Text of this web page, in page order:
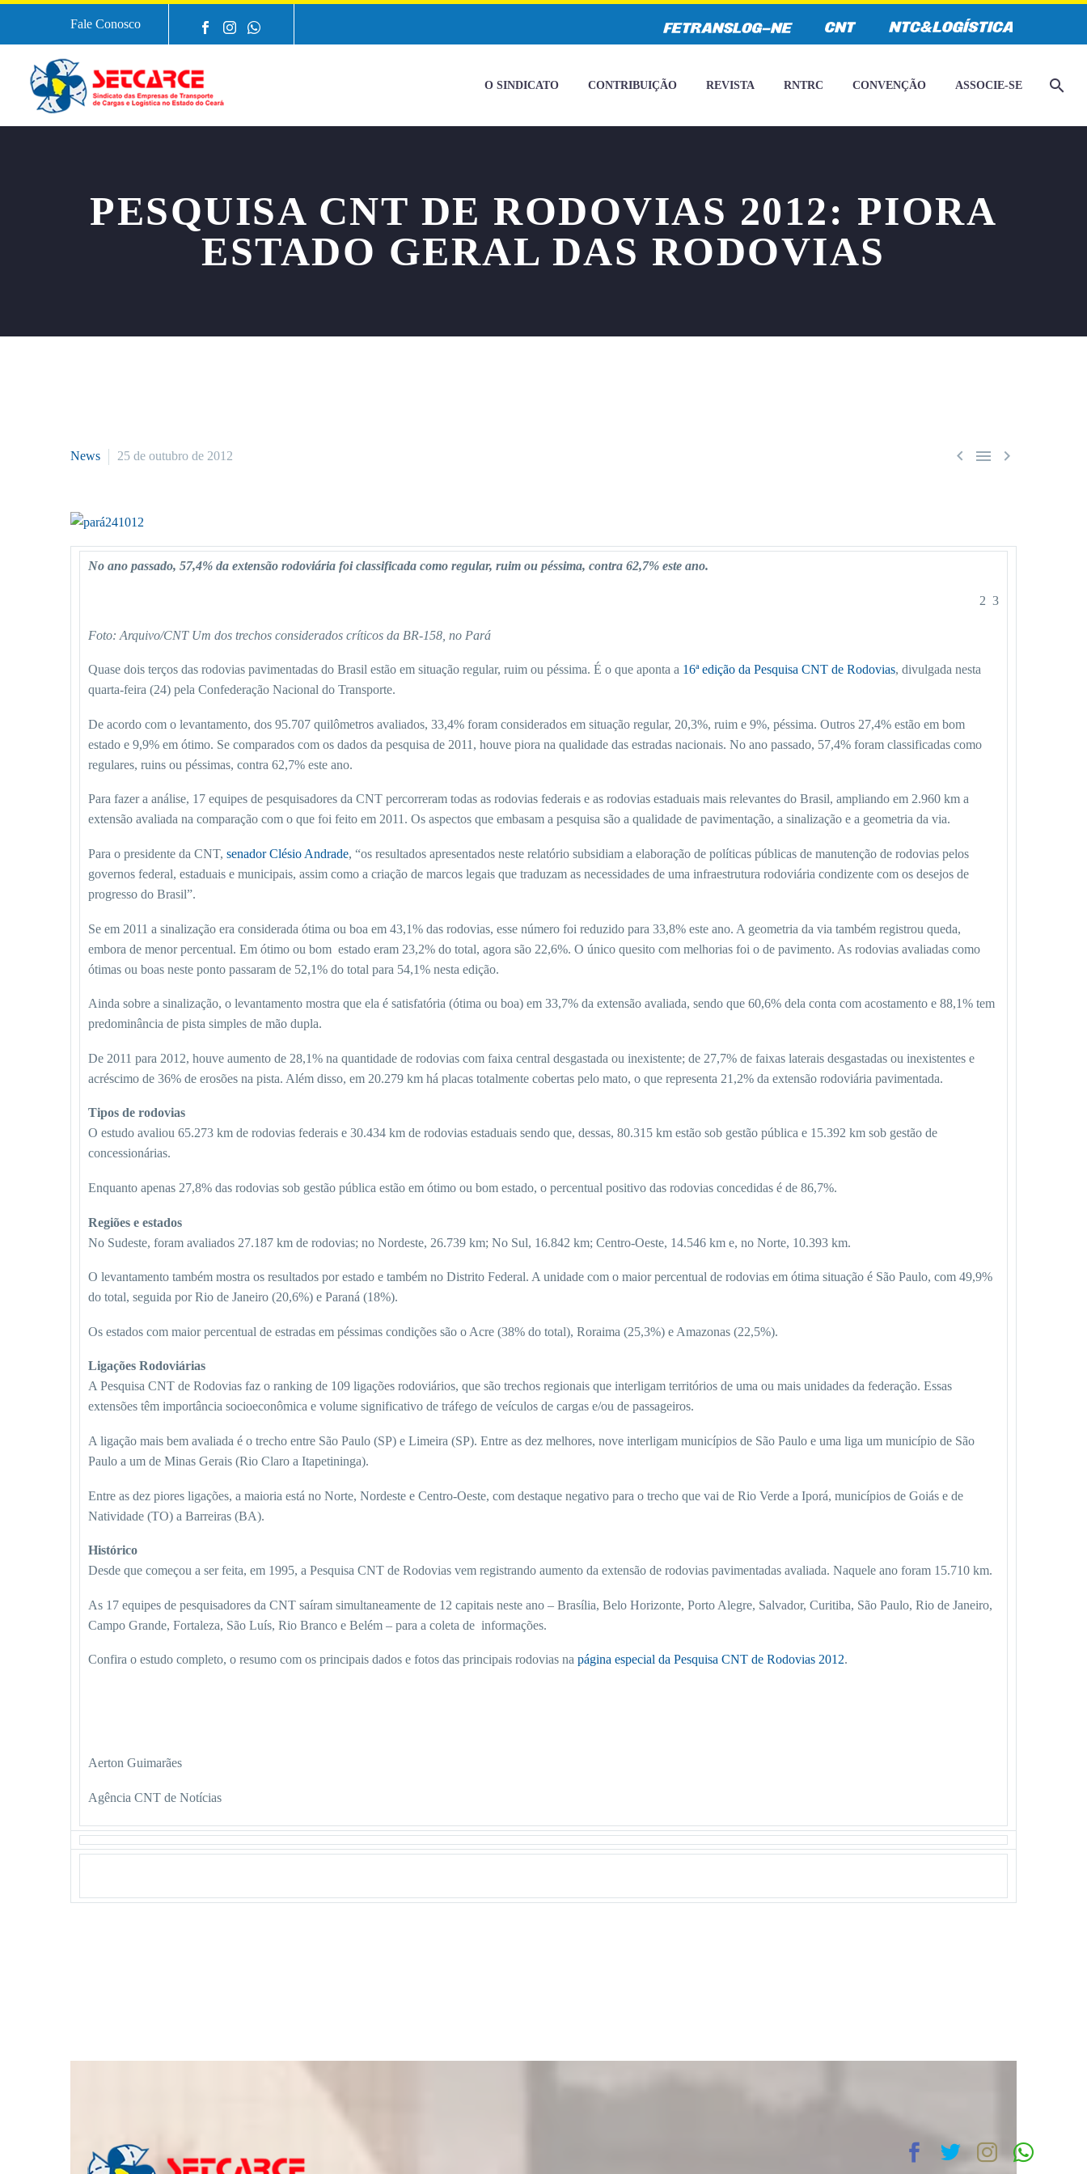
Fale Conosco
O SINDICATO CONTRIBUIÇÃO REVISTA RNTRC CONVENÇÃO ASSOCIE-SE
PESQUISA CNT DE RODOVIAS 2012: PIORA
ESTADO GERAL DAS RODOVIAS
  
News 25 de outubro de 2012
No ano passado, 57,4% da extensão rodoviária foi classificada como regular, ruim ou péssima, contra 62,7% este ano.
2 3
Foto: Arquivo/CNT Um dos trechos considerados críticos da BR-158, no Pará
Quase dois terços das rodovias pavimentadas do Brasil estão em situação regular, ruim ou péssima. É o que aponta a 16ª edição da Pesquisa CNT de Rodovias, divulgada nesta
quarta-feira (24) pela Confederação Nacional do Transporte.
De acordo com o levantamento, dos 95.707 quilômetros avaliados, 33,4% foram considerados em situação regular, 20,3%, ruim e 9%, péssima. Outros 27,4% estão em bom
estado e 9,9% em ótimo. Se comparados com os dados da pesquisa de 2011, houve piora na qualidade das estradas nacionais. No ano passado, 57,4% foram classificadas como
regulares, ruins ou péssimas, contra 62,7% este ano.
Para fazer a análise, 17 equipes de pesquisadores da CNT percorreram todas as rodovias federais e as rodovias estaduais mais relevantes do Brasil, ampliando em 2.960 km a
extensão avaliada na comparação com o que foi feito em 2011. Os aspectos que embasam a pesquisa são a qualidade de pavimentação, a sinalização e a geometria da via.
Para o presidente da CNT, senador Clésio Andrade, “os resultados apresentados neste relatório subsidiam a elaboração de políticas públicas de manutenção de rodovias pelos
governos federal, estaduais e municipais, assim como a criação de marcos legais que traduzam as necessidades de uma infraestrutura rodoviária condizente com os desejos de
progresso do Brasil”.
Se em 2011 a sinalização era considerada ótima ou boa em 43,1% das rodovias, esse número foi reduzido para 33,8% este ano. A geometria da via também registrou queda,
embora de menor percentual. Em ótimo ou bom estado eram 23,2% do total, agora são 22,6%. O único quesito com melhorias foi o de pavimento. As rodovias avaliadas como
ótimas ou boas neste ponto passaram de 52,1% do total para 54,1% nesta edição.
Ainda sobre a sinalização, o levantamento mostra que ela é satisfatória (ótima ou boa) em 33,7% da extensão avaliada, sendo que 60,6% dela conta com acostamento e 88,1% tem
predominância de pista simples de mão dupla.
De 2011 para 2012, houve aumento de 28,1% na quantidade de rodovias com faixa central desgastada ou inexistente; de 27,7% de faixas laterais desgastadas ou inexistentes e
acréscimo de 36% de erosões na pista. Além disso, em 20.279 km há placas totalmente cobertas pelo mato, o que representa 21,2% da extensão rodoviária pavimentada.
Tipos de rodovias
O estudo avaliou 65.273 km de rodovias federais e 30.434 km de rodovias estaduais sendo que, dessas, 80.315 km estão sob gestão pública e 15.392 km sob gestão de
concessionárias.
Enquanto apenas 27,8% das rodovias sob gestão pública estão em ótimo ou bom estado, o percentual positivo das rodovias concedidas é de 86,7%.
Regiões e estados
No Sudeste, foram avaliados 27.187 km de rodovias; no Nordeste, 26.739 km; No Sul, 16.842 km; Centro-Oeste, 14.546 km e, no Norte, 10.393 km.
O levantamento também mostra os resultados por estado e também no Distrito Federal. A unidade com o maior percentual de rodovias em ótima situação é São Paulo, com 49,9%
do total, seguida por Rio de Janeiro (20,6%) e Paraná (18%).
Os estados com maior percentual de estradas em péssimas condições são o Acre (38% do total), Roraima (25,3%) e Amazonas (22,5%).
Ligações Rodoviárias
A Pesquisa CNT de Rodovias faz o ranking de 109 ligações rodoviários, que são trechos regionais que interligam territórios de uma ou mais unidades da federação. Essas
extensões têm importância socioeconômica e volume significativo de tráfego de veículos de cargas e/ou de passageiros.
A ligação mais bem avaliada é o trecho entre São Paulo (SP) e Limeira (SP). Entre as dez melhores, nove interligam municípios de São Paulo e uma liga um município de São
Paulo a um de Minas Gerais (Rio Claro a Itapetininga).
Entre as dez piores ligações, a maioria está no Norte, Nordeste e Centro-Oeste, com destaque negativo para o trecho que vai de Rio Verde a Iporá, municípios de Goiás e de
Natividade (TO) a Barreiras (BA).
Histórico
Desde que começou a ser feita, em 1995, a Pesquisa CNT de Rodovias vem registrando aumento da extensão de rodovias pavimentadas avaliada. Naquele ano foram 15.710 km.
As 17 equipes de pesquisadores da CNT saíram simultaneamente de 12 capitais neste ano – Brasília, Belo Horizonte, Porto Alegre, Salvador, Curitiba, São Paulo, Rio de Janeiro,
Campo Grande, Fortaleza, São Luís, Rio Branco e Belém – para a coleta de informações.
Confira o estudo completo, o resumo com os principais dados e fotos das principais rodovias na página especial da Pesquisa CNT de Rodovias 2012.
Aerton Guimarães
Agência CNT de Notícias